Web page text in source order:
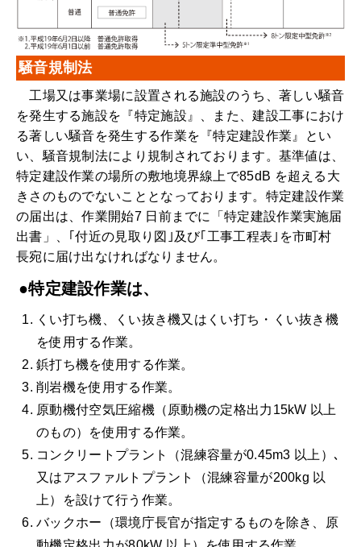
騒音規制法
工場又は事業場に設置される施設のうち、著しい騒音
を発生する施設を『特定施設』、また、建設工事におけ
る著しい騒音を発生する作業を『特定建設作業』とい
い、騒音規制法により規制されております。基準値は、
特定建設作業の場所の敷地境界線上で85dB を超える大
きさのものでないこととなっております。特定建設作業
の届出は、作業開始7 日前までに「特定建設作業実施届
出書」、｢付近の見取り図｣及び｢工事工程表｣を市町村
長宛に届け出なければなりません。
●特定建設作業は、
くい打ち機、くい抜き機又はくい打ち・くい抜き機
を使用する作業。
鋲打ち機を使用する作業。
削岩機を使用する作業。
原動機付空気圧縮機（原動機の定格出力15kW 以上
のもの）を使用する作業。
コンクリートプラント（混練容量が0.45m3 以上）､
又はアスファルトプラント（混練容量が200kg 以
上）を設けて行う作業。
バックホー（環境庁長官が指定するものを除き、原